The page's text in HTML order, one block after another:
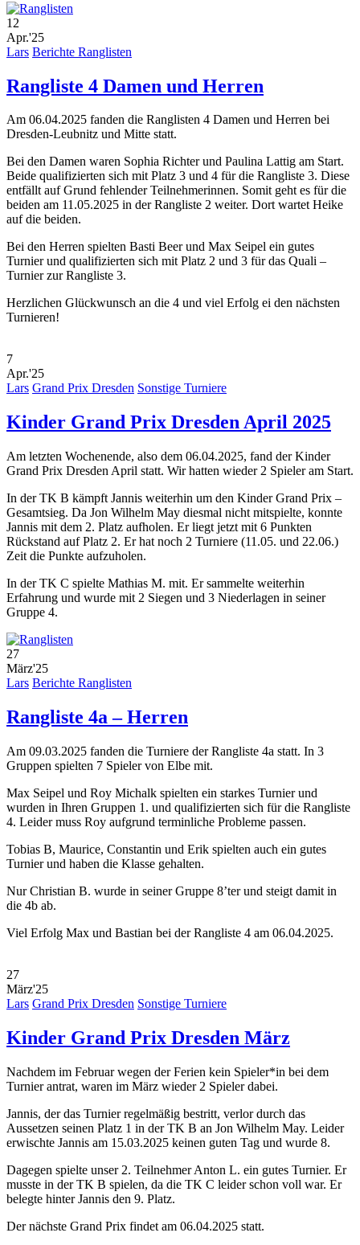
12
Apr.'25
Lars Berichte Ranglisten
Rangliste 4 Damen und Herren
Am 06.04.2025 fanden die Ranglisten 4 Damen und Herren bei
Dresden-Leubnitz und Mitte statt.
Bei den Damen waren Sophia Richter und Paulina Lattig am Start.
Beide qualifizierten sich mit Platz 3 und 4 für die Rangliste 3. Diese
entfällt auf Grund fehlender Teilnehmerinnen. Somit geht es für die
beiden am 11.05.2025 in der Rangliste 2 weiter. Dort wartet Heike
auf die beiden.
Bei den Herren spielten Basti Beer und Max Seipel ein gutes
Turnier und qualifizierten sich mit Platz 2 und 3 für das Quali –
Turnier zur Rangliste 3.
Herzlichen Glückwunsch an die 4 und viel Erfolg ei den nächsten
Turnieren!
7
Apr.'25
Lars Grand Prix Dresden Sonstige Turniere
Kinder Grand Prix Dresden April 2025
Am letzten Wochenende, also dem 06.04.2025, fand der Kinder
Grand Prix Dresden April statt. Wir hatten wieder 2 Spieler am Start.
In der TK B kämpft Jannis weiterhin um den Kinder Grand Prix –
Gesamtsieg. Da Jon Wilhelm May diesmal nicht mitspielte, konnte
Jannis mit dem 2. Platz aufholen. Er liegt jetzt mit 6 Punkten
Rückstand auf Platz 2. Er hat noch 2 Turniere (11.05. und 22.06.)
Zeit die Punkte aufzuholen.
In der TK C spielte Mathias M. mit. Er sammelte weiterhin
Erfahrung und wurde mit 2 Siegen und 3 Niederlagen in seiner
Gruppe 4.
27
März'25
Lars Berichte Ranglisten
Rangliste 4a – Herren
Am 09.03.2025 fanden die Turniere der Rangliste 4a statt. In 3
Gruppen spielten 7 Spieler von Elbe mit.
Max Seipel und Roy Michalk spielten ein starkes Turnier und
wurden in Ihren Gruppen 1. und qualifizierten sich für die Rangliste
4. Leider muss Roy aufgrund terminliche Probleme passen.
Tobias B, Maurice, Constantin und Erik spielten auch ein gutes
Turnier und haben die Klasse gehalten.
Nur Christian B. wurde in seiner Gruppe 8’ter und steigt damit in
die 4b ab.
Viel Erfolg Max und Bastian bei der Rangliste 4 am 06.04.2025.
27
März'25
Lars Grand Prix Dresden Sonstige Turniere
Kinder Grand Prix Dresden März
Nachdem im Februar wegen der Ferien kein Spieler*in bei dem
Turnier antrat, waren im März wieder 2 Spieler dabei.
Jannis, der das Turnier regelmäßig bestritt, verlor durch das
Aussetzen seinen Platz 1 in der TK B an Jon Wilhelm May. Leider
erwischte Jannis am 15.03.2025 keinen guten Tag und wurde 8.
Dagegen spielte unser 2. Teilnehmer Anton L. ein gutes Turnier. Er
musste in der TK B spielen, da die TK C leider schon voll war. Er
belegte hinter Jannis den 9. Platz.
Der nächste Grand Prix findet am 06.04.2025 statt.